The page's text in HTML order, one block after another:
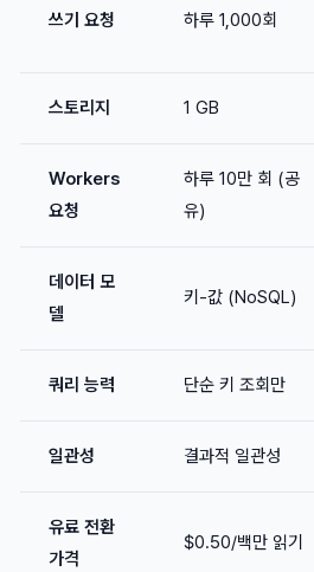
쓰기 요청 하루 1,000회
스토리지 1 GB
Workers
요청
하루 10만 회 (공
유)
데이터 모
델
키-값 (NoSQL)
쿼리 능력 단순 키 조회만
일관성 결과적 일관성
유료 전환
가격
$0.50/백만 읽기